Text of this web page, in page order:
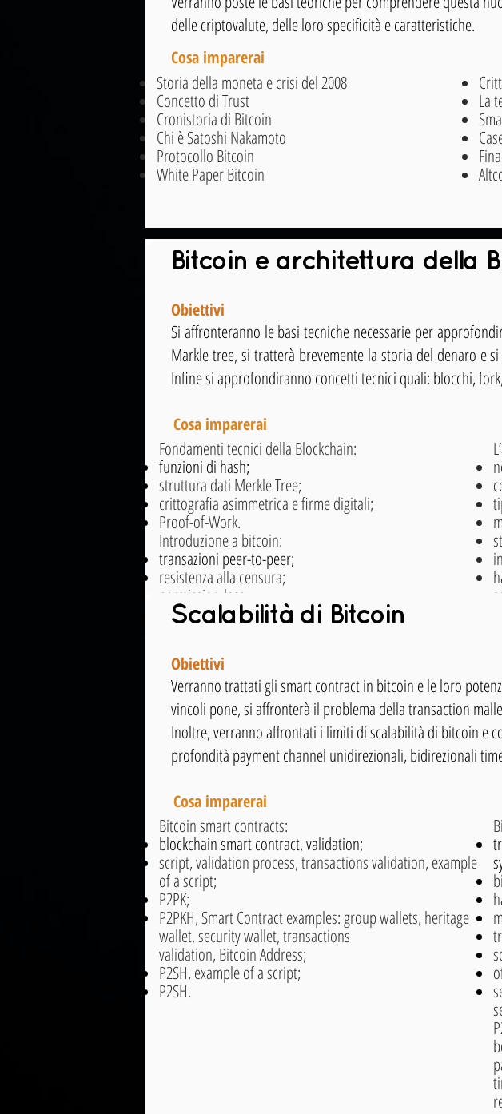
delle criptovalute, delle loro specificità e caratteristiche.
Cosa imparerai
Storia della moneta e crisi del 2008
Concetto di Trust
Cronistoria di Bitcoin
Chi è Satoshi Nakamoto
Protocollo Bitcoin
White Paper Bitcoin
La
Bitcoin e architettura della
Obiettivi
Si affronteranno le basi tecniche necessarie per
Markle tree, si tratterà brevemente la storia del denaro e
Infine si approfondiranno concetti tecnici quali: blocchi,
Cosa imparerai
Fondamenti tecnici della Blockchain:
funzioni di hash;
struttura dati Merkle Tree;
crittografia asimmetrica e firme digitali;
Proof-of-Work.
Introduzione a bitcoin:
transazioni peer-to-peer;
resistenza alla censura;
permission-less;
riserva di valore;
Scalabilità di Bitcoin
Obiettivi
Verranno trattati gli smart contract in bitcoin e le loro
vincoli pone, si affronterà il problema della transaction
Inoltre, verranno affrontati i limiti di scalabilità di bitcoin e
profondità payment channel unidirezionali, bidirezionali
Cosa imparerai
Bitcoin smart contracts:
blockchain smart contract, validation;
script, validation process, transactions validation, example
of a script;
P2PK;
P2PKH, Smart Contract examples: group wallets, heritage
wallet, security wallet, transactions
validation, Bitcoin Address;
P2SH, example of a script;
P2SH.